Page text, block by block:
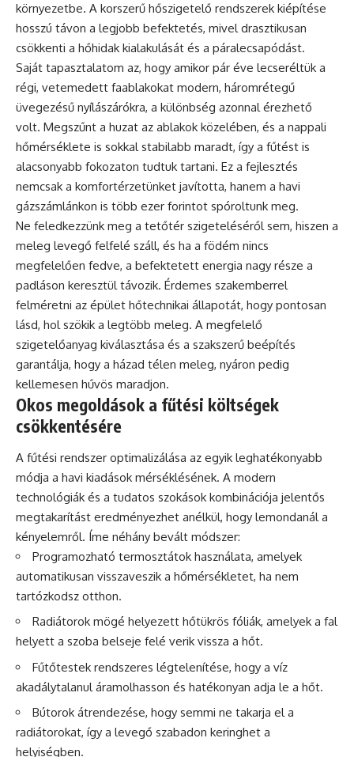
környezetbe. A korszerű hőszigetelő rendszerek kiépítése
hosszú távon a legjobb befektetés, mivel drasztikusan
csökkenti a hőhidak kialakulását és a páralecsapódást.
Saját tapasztalatom az, hogy amikor pár éve lecseréltük a
régi, vetemedett faablakokat modern, háromrétegű
üvegezésű nyílászárókra, a különbség azonnal érezhető
volt. Megszűnt a huzat az ablakok közelében, és a nappali
hőmérséklete is sokkal stabilabb maradt, így a fűtést is
alacsonyabb fokozaton tudtuk tartani. Ez a fejlesztés
nemcsak a komfortérzetünket javította, hanem a havi
gázszámlánkon is több ezer forintot spóroltunk meg.
Ne feledkezzünk meg a tetőtér szigeteléséről sem, hiszen a
meleg levegő felfelé száll, és ha a födém nincs
megfelelően fedve, a befektetett energia nagy része a
padláson keresztül távozik. Érdemes szakemberrel
felméretni az épület hőtechnikai állapotát, hogy pontosan
lásd, hol szökik a legtöbb meleg. A megfelelő
szigetelőanyag kiválasztása és a szakszerű beépítés
garantálja, hogy a házad télen meleg, nyáron pedig
kellemesen hűvös maradjon.
Okos megoldások a fűtési költségek
csökkentésére
A fűtési rendszer optimalizálása az egyik leghatékonyabb
módja a havi kiadások mérséklésének. A modern
technológiák és a tudatos szokások kombinációja jelentős
megtakarítást eredményezhet anélkül, hogy lemondanál a
kényelemről. Íme néhány bevált módszer:
Programozható termosztátok használata, amelyek
automatikusan visszaveszik a hőmérsékletet, ha nem
tartózkodsz otthon.
Radiátorok mögé helyezett hőtükrös fóliák, amelyek a fal
helyett a szoba belseje felé verik vissza a hőt.
Fűtőtestek rendszeres légtelenítése, hogy a víz
akadálytalanul áramolhasson és hatékonyan adja le a hőt.
Bútorok átrendezése, hogy semmi ne takarja el a
radiátorokat, így a levegő szabadon keringhet a
helyiségben.